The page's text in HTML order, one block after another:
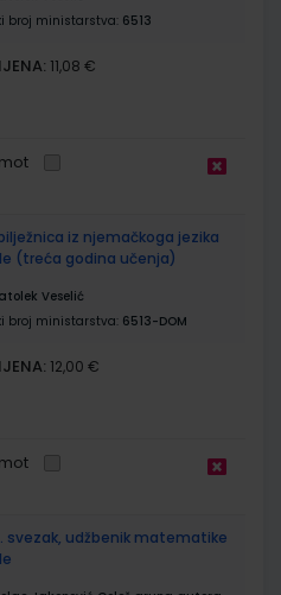
broj ministarstva: 6513
11,08 €
bilježnica iz njemačkoga jezika
(treća godina učenja)
Veselić
broj ministarstva: 6513-DOM
12,00 €
svezak, udžbenik matematike